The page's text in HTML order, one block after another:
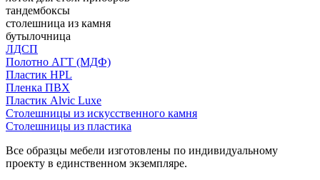
тандембоксы
столешница из камня
бутылочница
ЛДСП
Полотно АГТ (МДФ)
Пластик HPL
Пленка ПВХ
Пластик Alvic Luxe
Столешницы из искусственного камня
Столешницы из пластика
Все образцы мебели изготовлены по индивидуальному
проекту в единственном экземпляре.